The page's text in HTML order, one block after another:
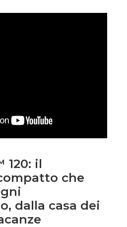
120: il
che
dalla casa dei